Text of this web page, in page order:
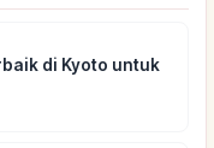
di Kyoto untuk